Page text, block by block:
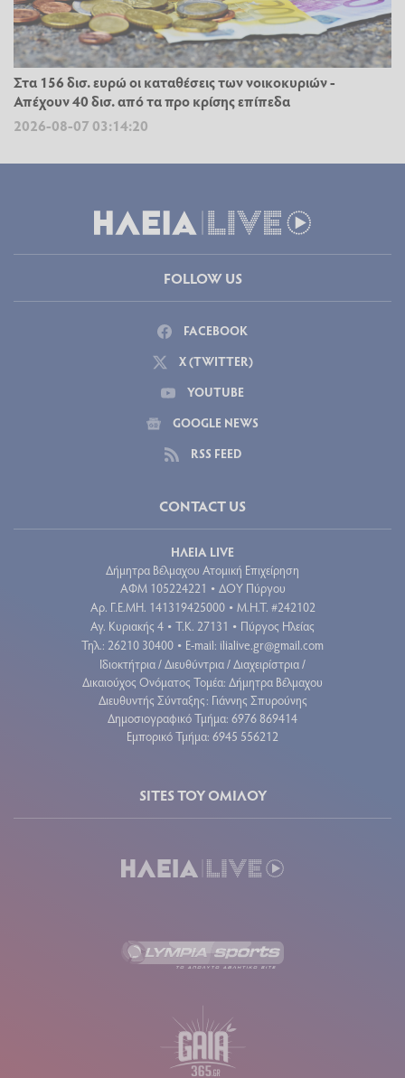
Στα 156 δισ. ευρώ οι καταθέσεις των νοικοκυριών -
Απέχουν 40 δισ. από τα προ κρίσης επίπεδα
2026-08-07 03:14:20
FOLLOW US
FACEBOOK
X (TWITTER)
YOUTUBE
GOOGLE NEWS
RSS FEED
CONTACT US
ΗΛΕΙΑ LIVE
Δήμητρα Βέλμαχου Ατομική Επιχείρηση
ΑΦΜ 105224221 • ΔΟΥ Πύργου
Aρ. Γ.Ε.ΜΗ. 141319425000 • Μ.Η.Τ. #242102
Αγ. Κυριακής 4 • Τ.Κ. 27131 • Πύργος Ηλείας
Τηλ.: 26210 30400 • E-mail: ilialive.gr@gmail.com
Ιδιοκτήτρια / Διευθύντρια / Διαχειρίστρια /
Δικαιούχος Ονόματος Τομέα: Δήμητρα Βέλμαχου
Διευθυντής Σύνταξης: Γιάννης Σπυρούνης
Δημοσιογραφικό Τμήμα: 6976 869414
Εμπορικό Τμήμα: 6945 556212
SITES ΤΟΥ ΟΜΙΛΟΥ